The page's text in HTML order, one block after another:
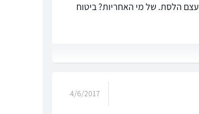
הלסת. של מי האחריות? ביטוח
4/6/2017